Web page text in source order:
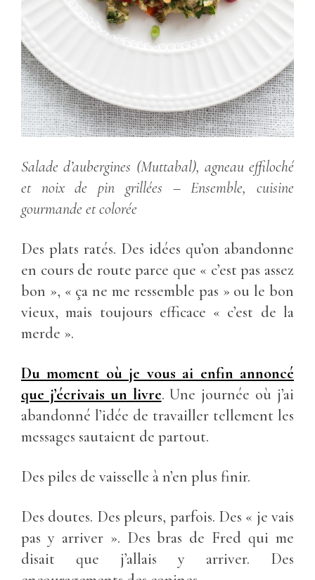
Salade d’aubergines (Muttabal), agneau effiloché
et noix de pin grillées – Ensemble, cuisine
gourmande et colorée
Des plats ratés. Des idées qu’on abandonne
en cours de route parce que « c’est pas assez
bon », « ça ne me ressemble pas » ou le bon
vieux, mais toujours efficace « c’est de la
merde ».
Du moment où je vous ai enfin annoncé
que j’écrivais un livre. Une journée où j’ai
abandonné l’idée de travailler tellement les
messages sautaient de partout.
Des piles de vaisselle à n’en plus finir.
Des doutes. Des pleurs, parfois. Des « je vais
pas y arriver ». Des bras de Fred qui me
disait que j’allais y arriver. Des